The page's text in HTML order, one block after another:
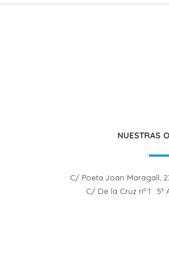
NUESTRAS
C/ Poeta Joan Maragall,
C/ De la Cruz nº 1 · 5º